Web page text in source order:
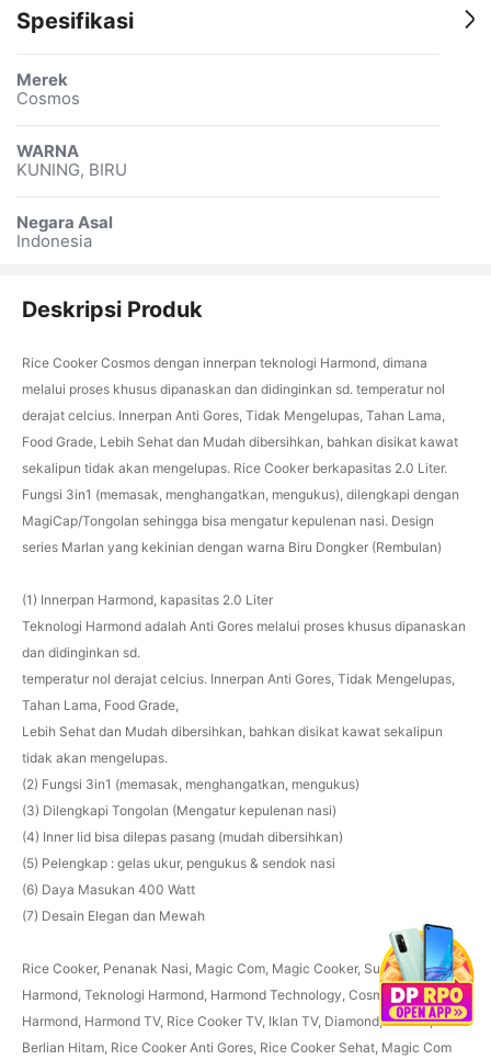
Spesifikasi
Merek
Cosmos
WARNA
KUNING, BIRU
Negara Asal
Indonesia
Deskripsi Produk
Rice Cooker Cosmos dengan innerpan teknologi Harmond, dimana
melalui proses khusus dipanaskan dan didinginkan sd. temperatur nol
derajat celcius. Innerpan Anti Gores, Tidak Mengelupas, Tahan Lama,
Food Grade, Lebih Sehat dan Mudah dibersihkan, bahkan disikat kawat
sekalipun tidak akan mengelupas. Rice Cooker berkapasitas 2.0 Liter.
Fungsi 3in1 (memasak, menghangatkan, mengukus), dilengkapi dengan
MagiCap/Tongolan sehingga bisa mengatur kepulenan nasi. Design
series Marlan yang kekinian dengan warna Biru Dongker (Rembulan)
(1) Innerpan Harmond, kapasitas 2.0 Liter
Teknologi Harmond adalah Anti Gores melalui proses khusus dipanaskan
dan didinginkan sd.
temperatur nol derajat celcius. Innerpan Anti Gores, Tidak Mengelupas,
Tahan Lama, Food Grade,
Lebih Sehat dan Mudah dibersihkan, bahkan disikat kawat sekalipun
tidak akan mengelupas.
(2) Fungsi 3in1 (memasak, menghangatkan, mengukus)
(3) Dilengkapi Tongolan (Mengatur kepulenan nasi)
(4) Inner lid bisa dilepas pasang (mudah dibersihkan)
(5) Pelengkap : gelas ukur, pengukus & sendok nasi
(6) Daya Masukan 400 Watt
(7) Desain Elegan dan Mewah
Rice Cooker, Penanak Nasi, Magic Com, Magic Cooker, Super Cooker,
Harmond, Teknologi Harmond, Harmond Technology, Cosmos Harmond,
Harmond, Harmond TV, Rice Cooker TV, Iklan TV, Diamond, KMond,
Berlian Hitam, Rice Cooker Anti Gores, Rice Cooker Sehat, Magic Com